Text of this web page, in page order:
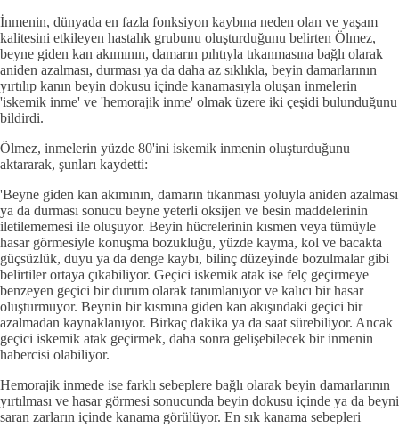
İnmenin, dünyada en fazla fonksiyon kaybına neden olan ve yaşam
kalitesini etkileyen hastalık grubunu oluşturduğunu belirten Ölmez,
beyne giden kan akımının, damarın pıhtıyla tıkanmasına bağlı olarak
aniden azalması, durması ya da daha az sıklıkla, beyin damarlarının
yırtılıp kanın beyin dokusu içinde kanamasıyla oluşan inmelerin
'iskemik inme' ve 'hemorajik inme' olmak üzere iki çeşidi bulunduğunu
bildirdi.
Ölmez, inmelerin yüzde 80'ini iskemik inmenin oluşturduğunu
aktararak, şunları kaydetti:
'Beyne giden kan akımının, damarın tıkanması yoluyla aniden azalması
ya da durması sonucu beyne yeterli oksijen ve besin maddelerinin
iletilememesi ile oluşuyor. Beyin hücrelerinin kısmen veya tümüyle
hasar görmesiyle konuşma bozukluğu, yüzde kayma, kol ve bacakta
güçsüzlük, duyu ya da denge kaybı, bilinç düzeyinde bozulmalar gibi
belirtiler ortaya çıkabiliyor. Geçici iskemik atak ise felç geçirmeye
benzeyen geçici bir durum olarak tanımlanıyor ve kalıcı bir hasar
oluşturmuyor. Beynin bir kısmına giden kan akışındaki geçici bir
azalmadan kaynaklanıyor. Birkaç dakika ya da saat sürebiliyor. Ancak
geçici iskemik atak geçirmek, daha sonra gelişebilecek bir inmenin
habercisi olabiliyor.
Hemorajik inmede ise farklı sebeplere bağlı olarak beyin damarlarının
yırtılması ve hasar görmesi sonucunda beyin dokusu içinde ya da beyni
saran zarların içinde kanama görülüyor. En sık kanama sebepleri